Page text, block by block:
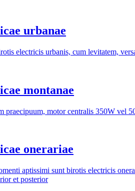
urbanae
electricis urbanis, cum levitatem,
montanae
praecipuum, motor centralis 350W vel
onerariae
aptissimi sunt birotis electricis
et posterior